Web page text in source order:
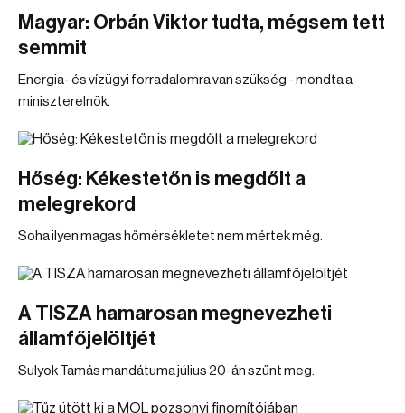
Magyar: Orbán Viktor tudta, mégsem tett
semmit
Energia- és vízügyi forradalomra van szükség - mondta a
miniszterelnök.
Hőség: Kékestetőn is megdőlt a
melegrekord
Soha ilyen magas hőmérsékletet nem mértek még.
A TISZA hamarosan megnevezheti
államfőjelöltjét
Sulyok Tamás mandátuma július 20-án szűnt meg.